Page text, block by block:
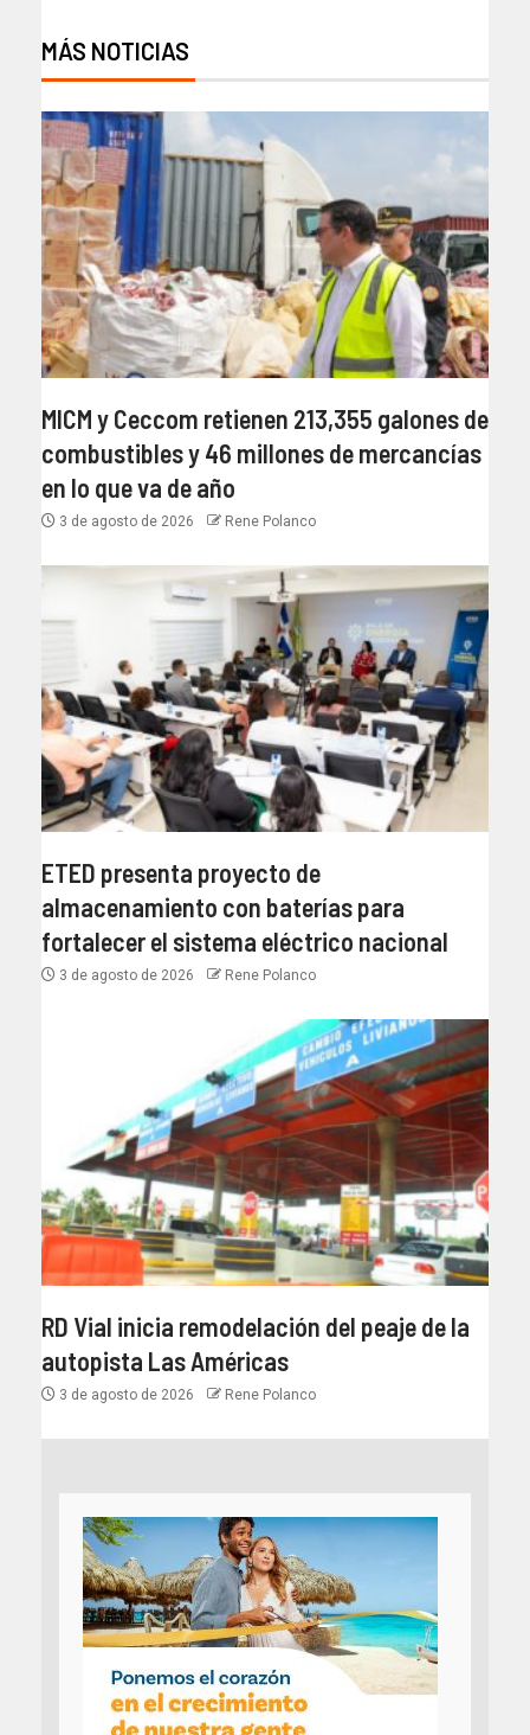
MÁS NOTICIAS
MICM y Ceccom retienen 213,355 galones de
combustibles y 46 millones de mercancías
en lo que va de año
3 de agosto de 2026 Rene Polanco
ETED presenta proyecto de
almacenamiento con baterías para
fortalecer el sistema eléctrico nacional
3 de agosto de 2026 Rene Polanco
RD Vial inicia remodelación del peaje de la
autopista Las Américas
3 de agosto de 2026 Rene Polanco